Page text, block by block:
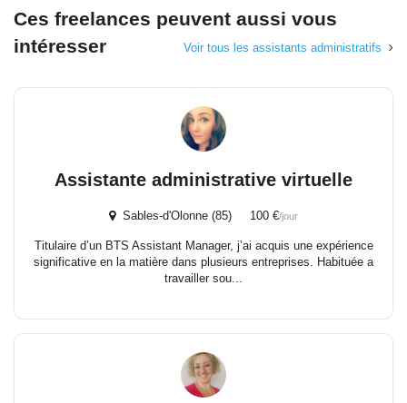
Ces freelances peuvent aussi vous
intéresser
Voir tous les assistants administratifs
Assistante administrative virtuelle
Sables-d'Olonne (85) 100 €/jour
Titulaire d’un BTS Assistant Manager, j’ai acquis une expérience
significative en la matière dans plusieurs entreprises. Habituée a
travailler sou...